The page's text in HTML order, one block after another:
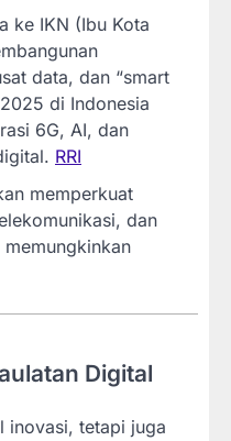
ke IKN (Ibu Kota
data, dan “smart
di Indonesia
6G, AI, dan
RRI
memperkuat
dan
Digital
inovasi, tetapi juga